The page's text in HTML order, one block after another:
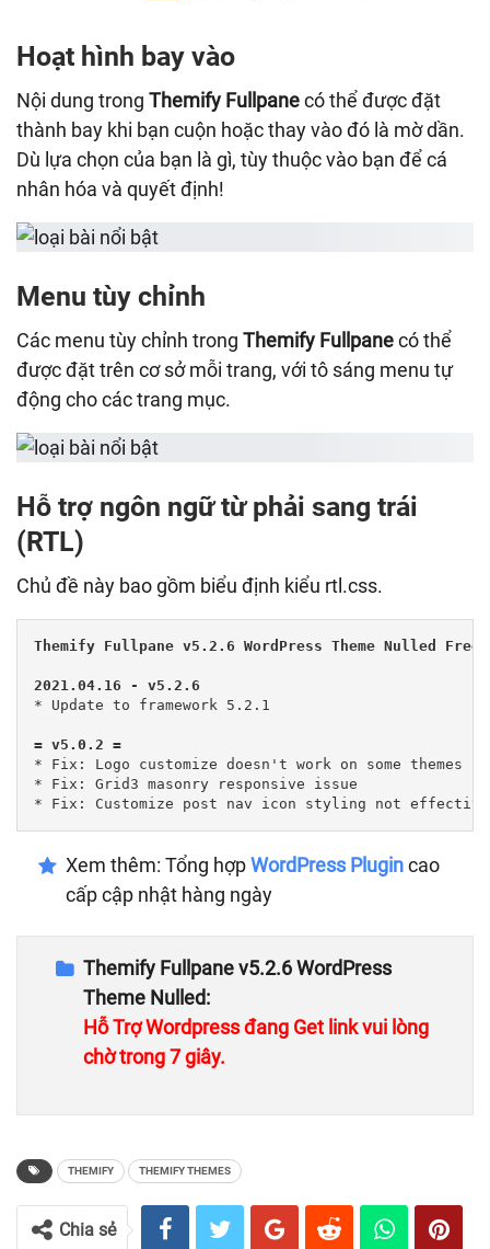
Hoạt hình bay vào
Nội dung trong Themify Fullpanecó thể được đặt
thành bay khi bạn cuộn hoặc thay vào đó là mờ dần.
Dù lựa chọn của bạn là gì, tùy thuộc vào bạn để cá
nhân hóa và quyết định!
Menu tùy chỉnh
Các menu tùy chỉnh trong Themify Fullpanecó thể
được đặt trên cơ sở mỗi trang, với tô sáng menu tự
động cho các trang mục.
Hỗ trợ ngôn ngữ từ phải sang trái
(RTL)
Chủ đề này bao gồm biểu định kiểu rtl.css.
Themify Fullpane v5.2.6 WordPress Theme Nulled Free
2021.04.16 - v5.2.6
* Update to framework 5.2.1
= v5.0.2 =
* Fix: Logo customize doesn't work on some themes
* Fix: Grid3 masonry responsive issue
* Fix: Customize post nav icon styling not effective
Xem thêm: Tổng hợpWordPress Plugincao
cấp cập nhật hàng ngày
Themify Fullpane v5.2.6 WordPress
Theme Nulled:
Hỗ Trợ Wordpress đang Get link vui lòng
chờ trong 6 giây.
THEMIFY THEMIFY THEMES
Chia sẻ